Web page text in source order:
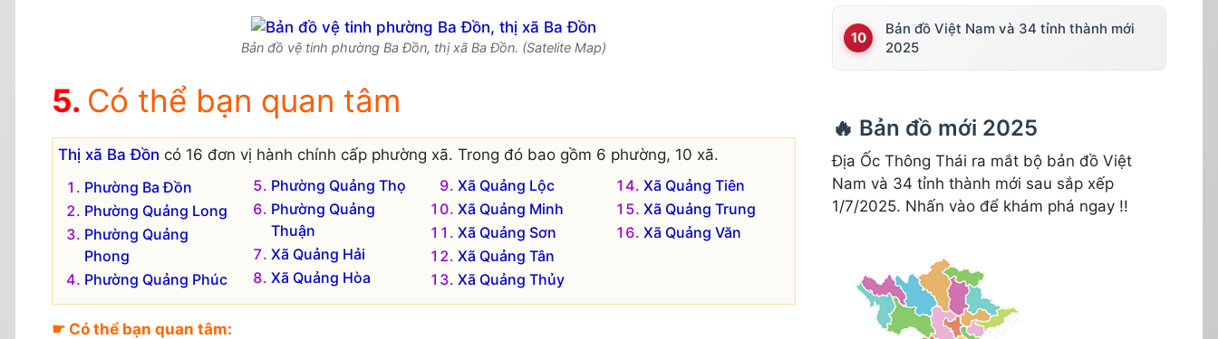
Bản đồ vệ tinh phường Ba Đồn, thị xã Ba Đồn. (Satelite Map)
Có thể bạn quan tâm
Thị xã Ba Đồn có 16 đơn vị hành chính cấp phường xã. Trong đó bao gồm 6 phường, 10 xã.
Phường Ba Đồn
Phường Quảng Long
Phường Quảng
Phong
Phường Quảng Phúc
Phường Quảng Thọ
Phường Quảng
Thuận
Xã Quảng Hải
Xã Quảng Hòa
Xã Quảng Lộc
Xã Quảng Minh
Xã Quảng Sơn
Xã Quảng Tân
Xã Quảng Thủy
Xã Quảng Tiên
Xã Quảng Trung
Xã Quảng Văn
☛ Có thể bạn quan tâm:
Bản đồ Việt Nam và 34 tỉnh thành mới
2025
🔥 Bản đồ mới 2025
Địa Ốc Thông Thái ra mắt bộ bản đồ Việt
Nam và 34 tỉnh thành mới sau sắp xếp
1/7/2025. Nhấn vào để khám phá ngay !!